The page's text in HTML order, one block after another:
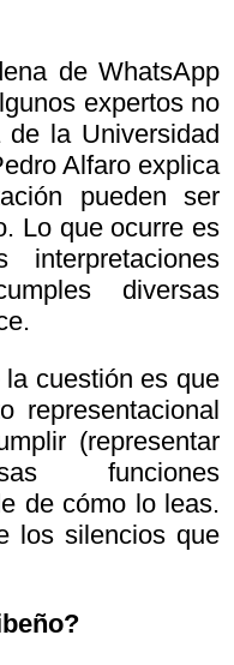
de WhatsApp
expertos no
la Universidad
Alfaro explica
pueden ser
Lo que ocurre es
interpretaciones
diversas
cuestión es que
representacional
(representar
funciones
de cómo lo leas.
los silencios que